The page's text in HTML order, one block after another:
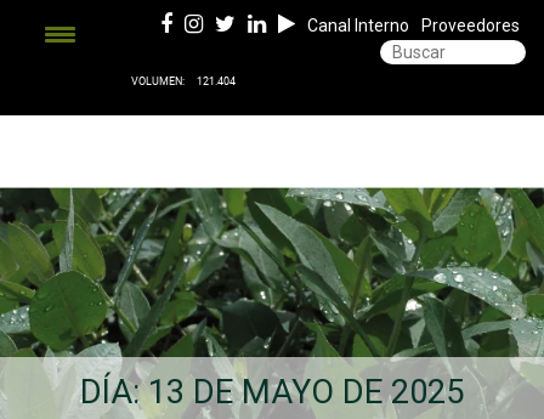
Canal Interno Proveedores
DÍA:13 DE MAYO DE 2025